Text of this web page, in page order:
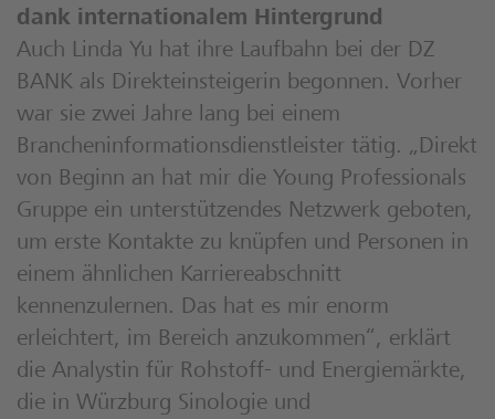
dank internationalem Hintergrund
Auch Linda Yu hat ihre Laufbahn bei der DZ
BANK als Direkteinsteigerin begonnen. Vorher
war sie zwei Jahre lang bei einem
Brancheninformationsdienstleister tätig. „Direkt
von Beginn an hat mir die Young Professionals
Gruppe ein unterstützendes Netzwerk geboten,
um erste Kontakte zu knüpfen und Personen in
einem ähnlichen Karriereabschnitt
kennenzulernen. Das hat es mir enorm
erleichtert, im Bereich anzukommen“, erklärt
die Analystin für Rohstoff- und Energiemärkte,
die in Würzburg Sinologie und